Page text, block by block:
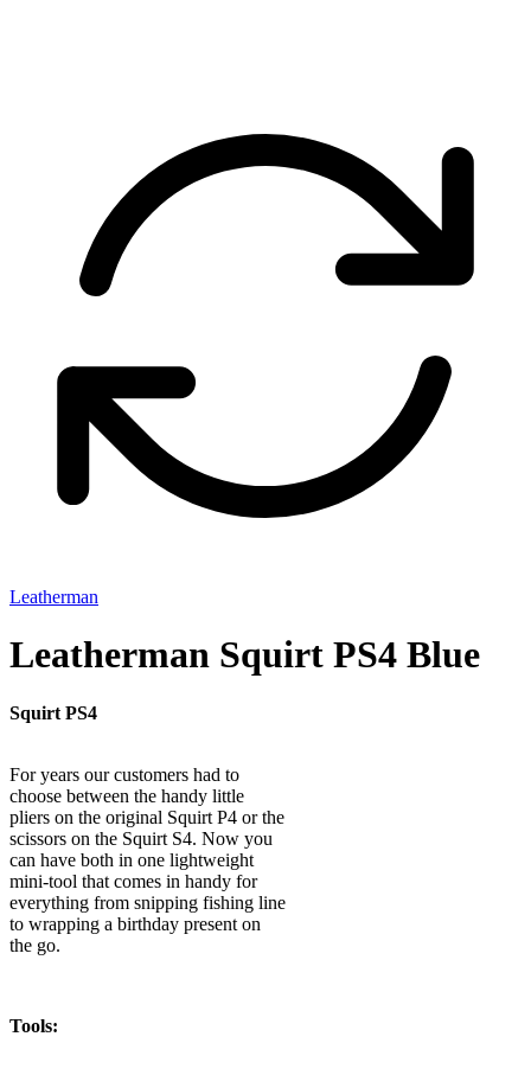
Leatherman
Leatherman Squirt PS4 Blue
Squirt PS4
For years our customers had to
choose between the handy little
pliers on the original Squirt P4 or the
scissors on the Squirt S4. Now you
can have both in one lightweight
mini-tool that comes in handy for
everything from snipping fishing line
to wrapping a birthday present on
the go.
Tools: